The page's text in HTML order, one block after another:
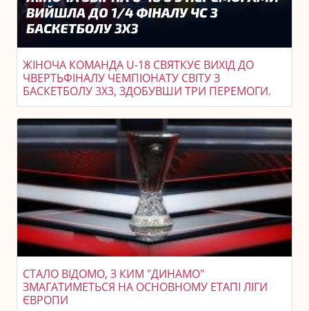
ЖІНОЧА КОМАНДА U-18 СВЯТКУЄ ВИХІД ДО
ЧВЕРТЬФІНАЛУ ЧЕМПІОНАТУ СВІТУ З
БАСКЕТБОЛУ 3X3, ЗДОБУВШИ ТРИ ПЕРЕМОГИ.
СТАЛО ВІДОМО, З КИМ "ДИНАМО"
ЗМАГАТИМЕТЬСЯ НА ОСНОВНОМУ ЕТАПІ ЛІГИ
ЄВРОПИ